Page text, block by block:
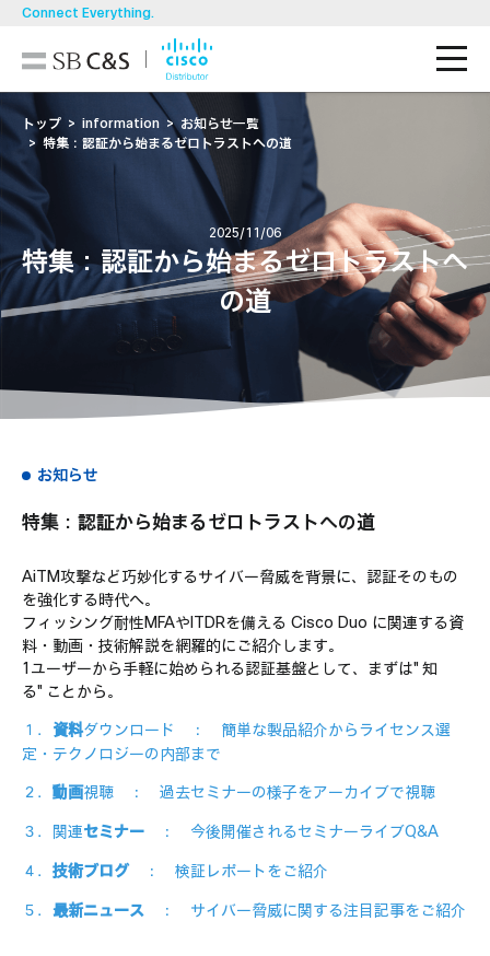
Connect Everything.
技術ブログ
導入事例
製品一覧
ソリューション
お知らせ・イベント/セミナー
トップ information
お知らせ一覧
特集：認証から始まるゼロトラストへの道
2025/11/06
特集：認証から始まるゼロトラストへ
の道
お知らせ
特集：認証から始まるゼロトラストへの道
AiTM攻撃など巧妙化するサイバー脅威を背景に、認証そのもの
を強化する時代へ。
フィッシング耐性MFAやITDRを備える Cisco Duo に関連する資
料・動画・技術解説を網羅的にご紹介します。
1ユーザーから手軽に始められる認証基盤として、まずは"知
る"ことから。
１． 資料ダウンロード ： 簡単な製品紹介からライセンス選
定・テクノロジーの内部まで
２． 動画視聴 ： 過去セミナーの様子をアーカイブで視聴
３．関連セミナー ： 今後開催されるセミナーライブQ&A
４． 技術ブログ： 検証レポートをご紹介
５． 最新ニュース ： サイバー脅威に関する注目記事をご紹介